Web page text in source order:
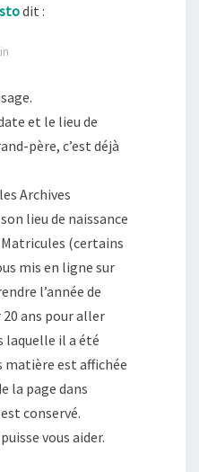
dit :
et le lieu de
père, c’est déjà
Archives
lieu de naissance
(certains
mis en ligne sur
l’année de
ans pour aller
laquelle il a été
matière est affichée
la page dans
conservé.
vous aider.